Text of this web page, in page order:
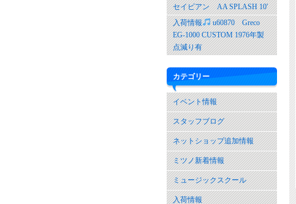
セイビアン AA SPLASH 10′
入荷情報
u60870 Greco
EG-1000 CUSTOM 1976年製
点減り有
カテゴリー
イベント情報
スタッフブログ
ネットショップ追加情報
ミツノ新着情報
ミュージックスクール
入荷情報